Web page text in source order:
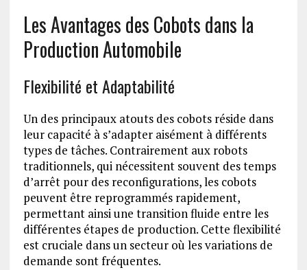
Les Avantages des Cobots dans la
Production Automobile
Flexibilité et Adaptabilité
Un des principaux atouts des cobots réside dans
leur capacité à s’adapter aisément à différents
types de tâches. Contrairement aux robots
traditionnels, qui nécessitent souvent des temps
d’arrêt pour des reconfigurations, les cobots
peuvent être reprogrammés rapidement,
permettant ainsi une transition fluide entre les
différentes étapes de production. Cette flexibilité
est cruciale dans un secteur où les variations de
demande sont fréquentes.